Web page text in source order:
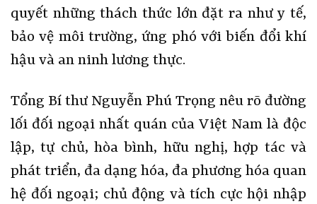
quyết những thách thức lớn đặt ra như y tế,
bảo vệ môi trường, ứng phó với biến đổi khí
hậu và an ninh lương thực.
Tổng Bí thư Nguyễn Phú Trọng nêu rõ đường
lối đối ngoại nhất quán của Việt Nam là độc
lập, tự chủ, hòa bình, hữu nghị, hợp tác và
phát triển, đa dạng hóa, đa phương hóa quan
hệ đối ngoại; chủ động và tích cực hội nhập